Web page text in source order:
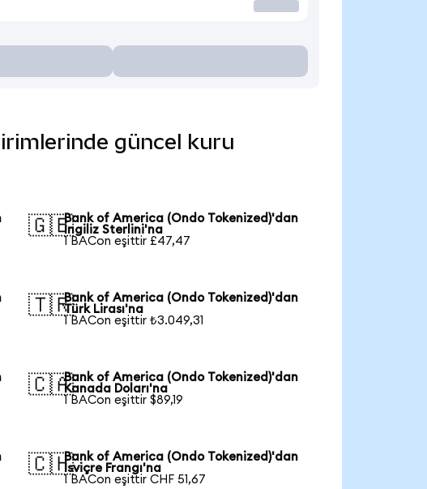
güncel kuru
🇬🇧Bank of America (Ondo Tokenized)'dan
İngiliz Sterlini'na
1 BACon eşittir £47,47
🇹🇷Bank of America (Ondo Tokenized)'dan
Türk Lirası'na
1 BACon eşittir ₺3.049,31
🇨🇦Bank of America (Ondo Tokenized)'dan
Kanada Doları'na
1 BACon eşittir $89,19
🇨🇭Bank of America (Ondo Tokenized)'dan
İsviçre Frangı'na
1 BACon eşittir CHF 51,67